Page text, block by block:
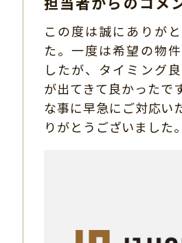
この度は誠にありが
た。一度は希望の物
したが、タイミング
が出てきて良かったで
な事に早急にご対応い
りがとうございました。